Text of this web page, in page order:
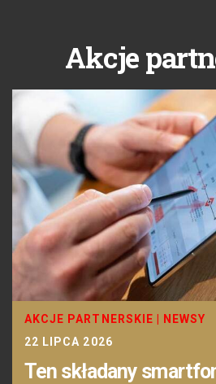
Akcje
AKCJE PARTNERSKIE
NEWSY
22 LIPCA 2026
Ten składany